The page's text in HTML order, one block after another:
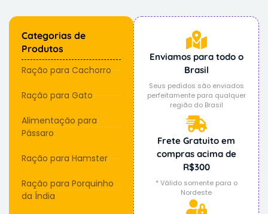
Categorias de
Produtos
Ração para Cachorro
Ração para Gato
Alimentação para
Pássaro
Ração para Hamster
Ração para Porquinho
da Índia
Enviamos para todo o
Brasil
Seus pedidos são enviados
perfeitamente para qualquer
região do Brasil
Frete Gratuito em
compras acima de
R$300
* Válido somente para o
Nordeste